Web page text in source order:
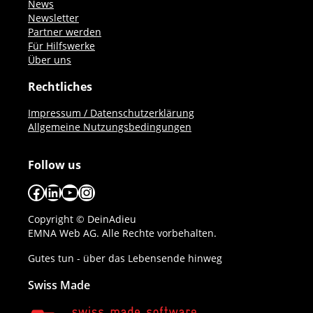
News
Newsletter
Partner werden
Für Hilfswerke
Über uns
Rechtliches
Impressum / Datenschutzerklärung
Allgemeine Nutzungsbedingungen
Follow us
Facebook
LinkedIn
YouTube
Instagram
Copyright © DeinAdieu
EMNA Web AG. Alle Rechte vorbehalten.
Gutes tun - über das Lebensende hinweg
Swiss Made